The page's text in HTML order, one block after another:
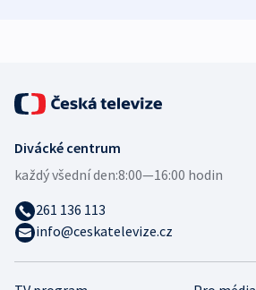
Divácké centrum
každý všední den:8:00—16:00 hodin
261 136 113
info@ceskatelevize.cz